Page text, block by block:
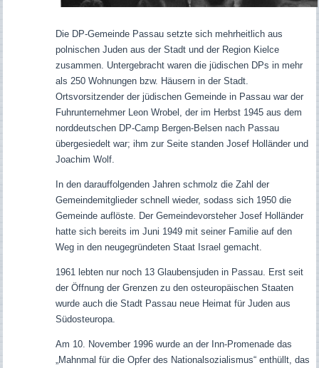
Die DP-Gemeinde Passau setzte sich mehrheitlich aus
polnischen Juden aus der Stadt und der Region Kielce
zusammen. Untergebracht waren die jüdischen DPs in mehr
als 250 Wohnungen bzw. Häusern in der Stadt.
Ortsvorsitzender der jüdischen Gemeinde in Passau war der
Fuhrunternehmer Leon Wrobel, der im Herbst 1945 aus dem
norddeutschen DP-Camp Bergen-Belsen nach Passau
übergesiedelt war; ihm zur Seite standen Josef Holländer und
Joachim Wolf.
In den darauffolgenden Jahren schmolz die Zahl der
Gemeindemitglieder schnell wieder, sodass sich 1950 die
Gemeinde auflöste. Der Gemeindevorsteher Josef Holländer
hatte sich bereits im Juni 1949 mit seiner Familie auf den
Weg in den neugegründeten Staat Israel gemacht.
1961 lebten nur noch 13 Glaubensjuden in Passau. Erst seit
der Öffnung der Grenzen zu den osteuropäischen Staaten
wurde auch die Stadt Passau neue Heimat für Juden aus
Südosteuropa.
Am 10. November 1996 wurde an der Inn-Promenade das
„Mahnmal für die Opfer des Nationalsozialismus“ enthüllt, das